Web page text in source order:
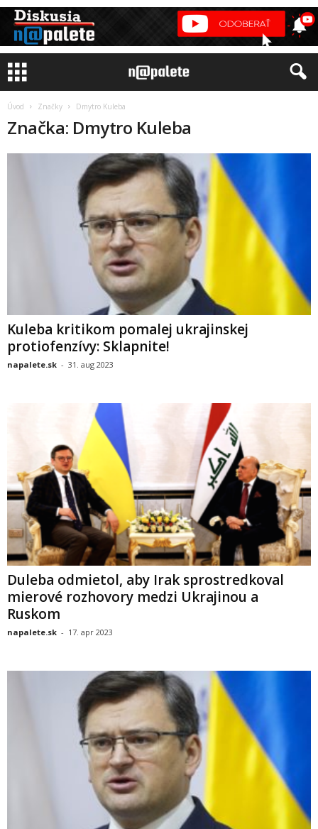
Úvod Značky Dmytro Kuleba
Značka: Dmytro Kuleba
Kuleba kritikom pomalej ukrajinskej
protiofenzívy: Sklapnite!
napalete.sk - 31. aug 2023
Duleba odmietol, aby Irak sprostredkoval
mierové rozhovory medzi Ukrajinou a
Ruskom
napalete.sk - 17. apr 2023